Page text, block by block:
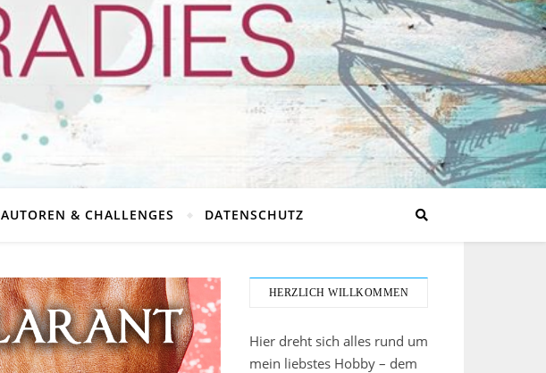
AUTOREN & CHALLENGES DATENSCHUTZ
HERZLICH WILLKOMMEN
Hier dreht sich alles rund um
mein liebstes Hobby – dem